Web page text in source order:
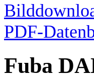
PDF-
Fuba